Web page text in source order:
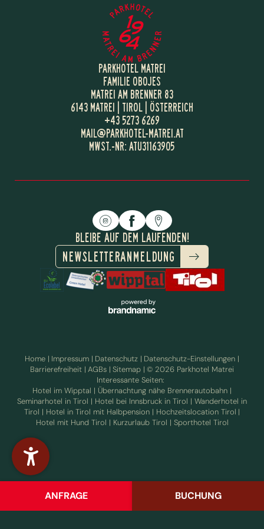
ANFRAGE BUCHUNG
ÜBERNACHTEN AM
BRENNER
INKLUSIVLEISTUNGEN
ENNEBERG UND HAFNER
PARKHOTEL MATREI
FAMILIE OBOJES
MATREI AM BRENNER 83
6143 MATREI | TIROL | ÖSTERREICH
+43 5273 6269
MAIL@PARKHOTEL-MATREI.AT
MWST.-NR: ATU31163905
BLEIBE AUF DEM LAUFENDEN!
NEWSLETTERANMELDUNG
Home | Impressum | Datenschutz | Datenschutz-Einstellungen |
Barrierefreiheit | AGBs | Sitemap | © 2026 Parkhotel Matrei
Interessante Seiten:
Hotel im Wipptal | Übernachtung nähe Brennerautobahn |
Seminarhotel in Tirol | Hotel bei Innsbruck in Tirol | Wanderhotel in
Tirol | Hotel in Tirol mit Halbpension | Hochzeitslocation Tirol |
Hotel mit Hund Tirol | Kurzurlaub Tirol | Sporthotel Tirol
Einwilligung Marketing*
Anfragen